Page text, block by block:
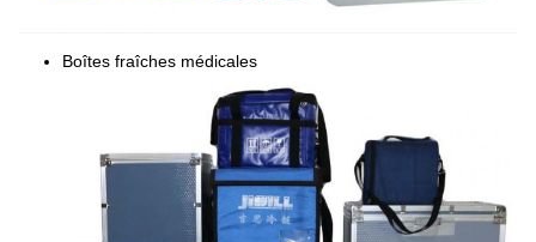
Boîtes fraîches médicales